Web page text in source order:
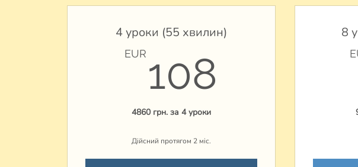
4 уроки (55 хвилин)
EUR 108
4860 грн. за 4 уроки
Дійсний протягом 2 міс.
8